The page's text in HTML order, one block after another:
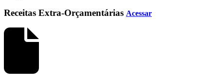
Receitas Extra-Orçamentárias Acessar